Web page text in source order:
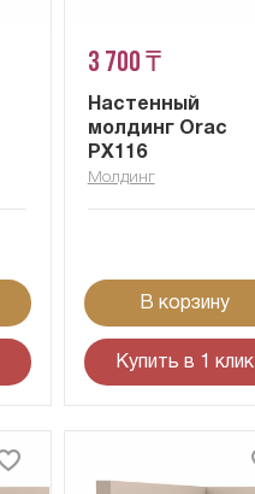
3 700 ₸
Настенный
молдинг Orac
PX116
Молдинг
В корзину
Купить в 1 клик